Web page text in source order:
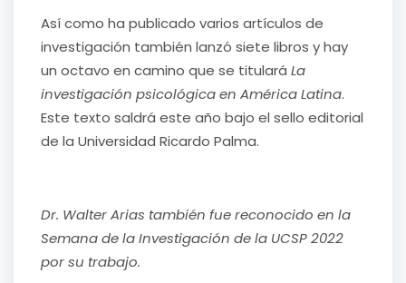
Así como ha publicado varios artículos de
investigación también lanzó siete libros y hay
un octavo en camino que se titulará La
investigación psicológica en América Latina.
Este texto saldrá este año bajo el sello editorial
de la Universidad Ricardo Palma.
Dr. Walter Arias también fue reconocido en la
Semana de la Investigación de la UCSP 2022
por su trabajo.